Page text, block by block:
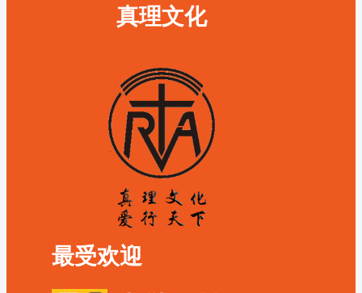
真理文化
最受欢迎